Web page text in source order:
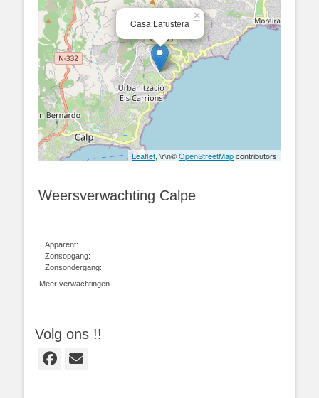
Casa Lafustera
×
Leaflet, \r\n©OpenStreetMapcontributors
Weersverwachting Calpe
Apparent:
Zonsopgang:
Zonsondergang:
Meer verwachtingen...
Volg ons !!
Facebook
E-